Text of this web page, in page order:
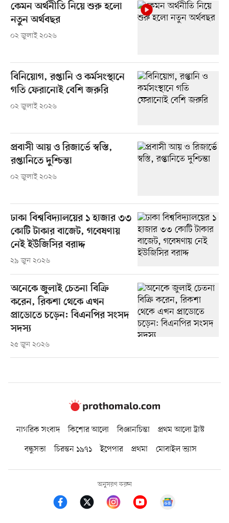
কেমন অর্থনীতি নিয়ে শুরু হলো
নতুন অর্থবছর
০২ জুলাই ২০২৬
বিনিয়োগ, রপ্তানি ও কর্মসংস্থানে
গতি ফেরানোই বেশি জরুরি
০২ জুলাই ২০২৬
প্রবাসী আয় ও রিজার্ভে স্বস্তি,
রপ্তানিতে দুশ্চিন্তা
০২ জুলাই ২০২৬
ঢাকা বিশ্ববিদ্যালয়ের ১ হাজার ৩৩
কোটি টাকার বাজেট, গবেষণায়
নেই ইউজিসির বরাদ্দ
২৯ জুন ২০২৬
অনেকে জুলাই চেতনা বিক্রি
করেন, রিকশা থেকে এখন
প্রাডোতে চড়েন: বিএনপির সংসদ
সদস্য
২৫ জুন ২০২৬
নাগরিক সংবাদ কিশোর আলো বিজ্ঞানচিন্তা
প্রথম আলো ট্রাস্ট
বন্ধুসভা
চিরন্তন ১৯৭১ ইপেপার প্রথমা মোবাইল ভ্যাস
অনুসরণ করুন